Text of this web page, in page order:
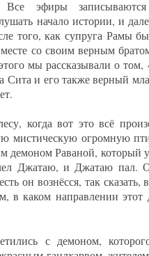
эфиры
начало истории, и
того, как супруга Рамы
со своим верным
мы рассказывали о том,
Сита и его также верный
когда вот это всё
мистическую огромную
демоном Раваной, который
Джатаю, и Джатаю пал.
он вознёсся, так
в каком направлении этот
с демоном,